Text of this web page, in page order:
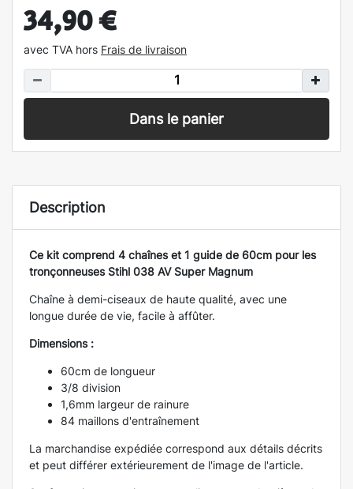
34,90 €
avec TVA hors Frais de livraison
Dans le panier
Description
Ce kit comprend 4 chaînes et 1 guide de 60cm pour les
tronçonneuses Stihl 038 AV Super Magnum
Chaîne à demi-ciseaux de haute qualité, avec une
longue durée de vie, facile à affûter.
Dimensions :
60cm de longueur
3/8 division
1,6mm largeur de rainure
84 maillons d'entraînement
La marchandise expédiée correspond aux détails décrits
et peut différer extérieurement de l'image de l'article.